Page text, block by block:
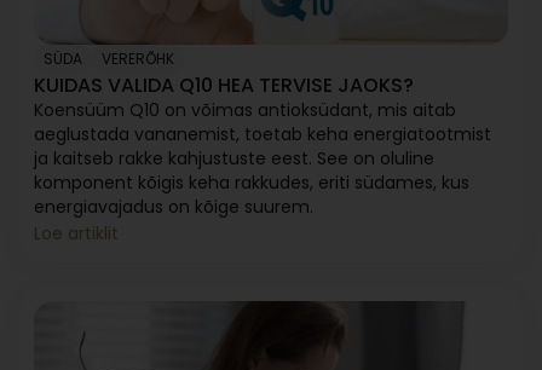
SÜDA VERERÕHK
KUIDAS VALIDA Q10 HEA TERVISE JAOKS?
Koensüüm Q10 on võimas antioksüdant, mis aitab
aeglustada vananemist, toetab keha energiatootmist
ja kaitseb rakke kahjustuste eest. See on oluline
komponent kõigis keha rakkudes, eriti südames, kus
energiavajadus on kõige suurem.
Loe artiklit